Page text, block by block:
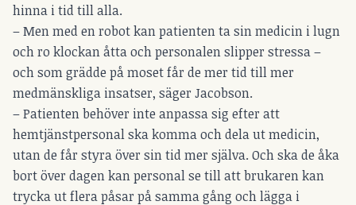
hinna i tid till alla.
– Men med en robot kan patienten ta sin medicin i lugn
och ro klockan åtta och personalen slipper stressa –
och som grädde på moset får de mer tid till mer
medmänskliga insatser, säger Jacobson.
– Patienten behöver inte anpassa sig efter att
hemtjänstpersonal ska komma och dela ut medicin,
utan de får styra över sin tid mer själva. Och ska de åka
bort över dagen kan personal se till att brukaren kan
trycka ut flera påsar på samma gång och lägga i